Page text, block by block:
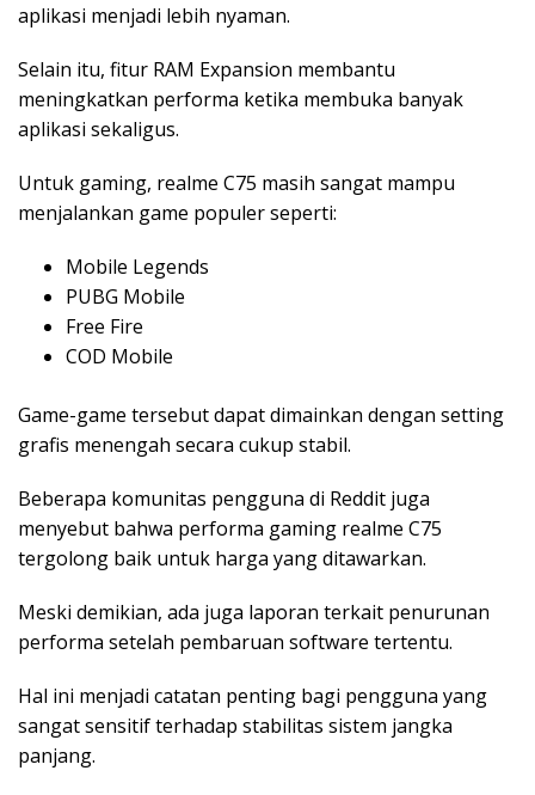
aplikasi menjadi lebih nyaman.
Selain itu, fitur RAM Expansion membantu
meningkatkan performa ketika membuka banyak
aplikasi sekaligus.
Untuk gaming, realme C75 masih sangat mampu
menjalankan game populer seperti:
Mobile Legends
PUBG Mobile
Free Fire
COD Mobile
Game-game tersebut dapat dimainkan dengan setting
grafis menengah secara cukup stabil.
Beberapa komunitas pengguna di Reddit juga
menyebut bahwa performa gaming realme C75
tergolong baik untuk harga yang ditawarkan.
Meski demikian, ada juga laporan terkait penurunan
performa setelah pembaruan software tertentu.
Hal ini menjadi catatan penting bagi pengguna yang
sangat sensitif terhadap stabilitas sistem jangka
panjang.